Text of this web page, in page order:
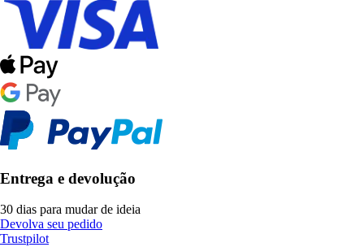
Entrega e devolução
30 dias para mudar de ideia
Devolva seu pedido
Trustpilot